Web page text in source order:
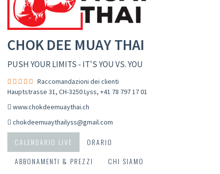
CHOK DEE MUAY THAI
PUSH YOUR LIMITS - IT'S YOU VS. YOU
Raccomandazioni dei clienti
Hauptstrasse 31, CH-3250 Lyss, +41 78 797 17 01
www.chokdeemuaythai.ch
chokdeemuaythailyss@gmail.com
CALENDARIO LIVE
ORARIO
ABBONAMENTI & PREZZI
CHI SIAMO